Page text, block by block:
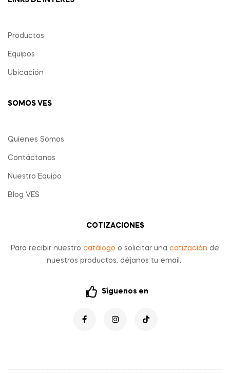
Productos
Equipos
Ubicación
SOMOS VES
Quienes Somos
Contáctanos
Nuestro Equipo
Blog VES
COTIZACIONES
Para recibir nuestro catálogo o solicitar una cotización de
nuestros productos, déjanos tu email.
Síguenos en